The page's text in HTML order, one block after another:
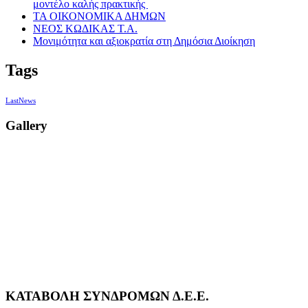
μοντέλο καλής πρακτικής
ΤΑ ΟΙΚΟΝΟΜΙΚΑ ΔΗΜΩΝ
ΝΕΟΣ ΚΩΔΙΚΑΣ Τ.Α.
Μονιμότητα και αξιοκρατία στη Δημόσια Διοίκηση
Tags
LastNews
Gallery
ΚΑΤΑΒΟΛΗ ΣΥΝΔΡΟΜΩΝ Δ.Ε.Ε.